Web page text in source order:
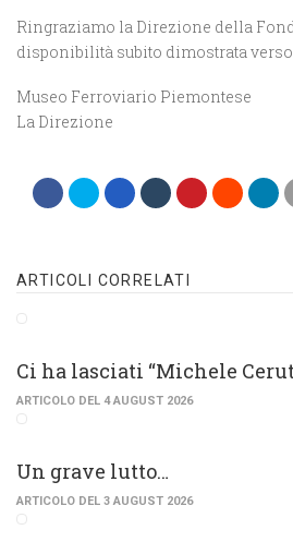
Ringraziamo la Direzione della
disponibilità subito dimostrata
Museo Ferroviario Piemontese
La Direzione
ARTICOLI CORRELATI
Ci ha lasciati “Michele
ARTICOLO DEL 4 AUGUST 2026
Un grave lutto…
ARTICOLO DEL 3 AUGUST 2026